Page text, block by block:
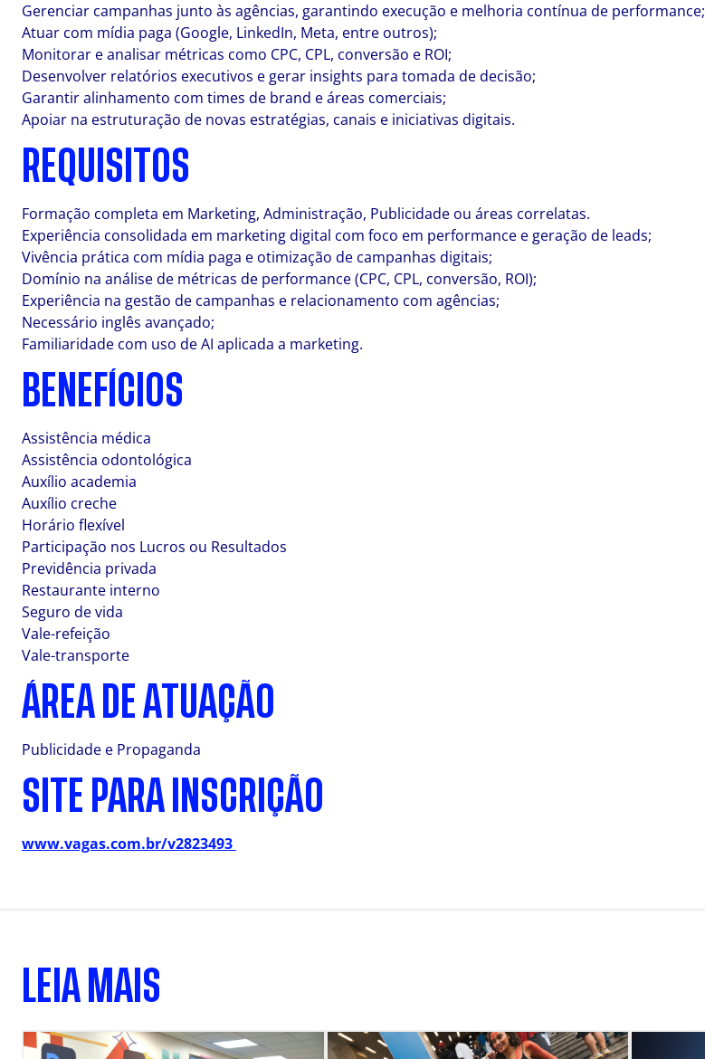
Gerenciar campanhas junto às agências, garantindo execução e melhoria contínua de performance;
Atuar com mídia paga (Google, LinkedIn, Meta, entre outros);
Monitorar e analisar métricas como CPC, CPL, conversão e ROI;
Desenvolver relatórios executivos e gerar insights para tomada de decisão;
Garantir alinhamento com times de brand e áreas comerciais;
Apoiar na estruturação de novas estratégias, canais e iniciativas digitais.
REQUISITOS
Formação completa em Marketing, Administração, Publicidade ou áreas correlatas.
Experiência consolidada em marketing digital com foco em performance e geração de leads;
Vivência prática com mídia paga e otimização de campanhas digitais;
Domínio na análise de métricas de performance (CPC, CPL, conversão, ROI);
Experiência na gestão de campanhas e relacionamento com agências;
Necessário inglês avançado;
Familiaridade com uso de AI aplicada a marketing.
BENEFÍCIOS
Assistência médica
Assistência odontológica
Auxílio academia
Auxílio creche
Horário flexível
Participação nos Lucros ou Resultados
Previdência privada
Restaurante interno
Seguro de vida
Vale-refeição
Vale-transporte
ÁREA DE ATUAÇÃO
Publicidade e Propaganda
SITE PARA INSCRIÇÃO
www.vagas.com.br/v2823493
LEIA MAIS